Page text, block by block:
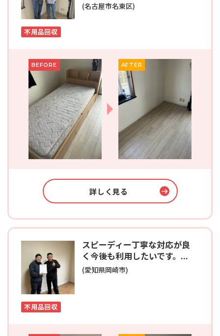
(名古屋市名東区)
不用品回収
BEFORE AFTER
詳しく見る
スピーディー丁寧な対応が良
く今後も利用したいです。...
(愛知県岡崎市)
不用品回収